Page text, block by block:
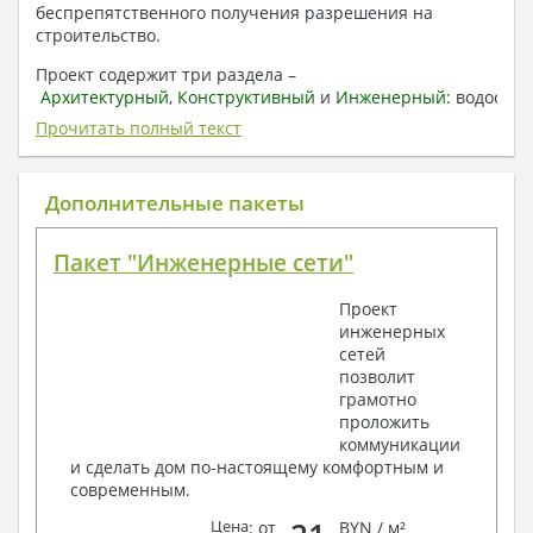
беспрепятственного получения разрешения на
строительство.
Проект содержит три раздела –
Архитектурный, Конструктивный и Инженерный:
отопление, вентиляция, канализация,
электроснабжение (приобретается за дополнительную
плату) + Пояснительная записка.
1. Архитектурный раздел:
План координационных осей
Поэтажные маркировочные планы с
Разрезы и состав конструкций
Фасады с ведомостью внешних отделок
Элементы проемов – спецификация
Ведомость перемычек – сечения и
спецификация
Экспликация полов
Прочитать полный текст
Дополнительные пакеты
Пакет "Инженерные сети"
Проект
инженерных
сетей
позволит
грамотно
проложить
коммуникации
и сделать дом по-настоящему комфортным и
современным.
Цена: от BYN / м²